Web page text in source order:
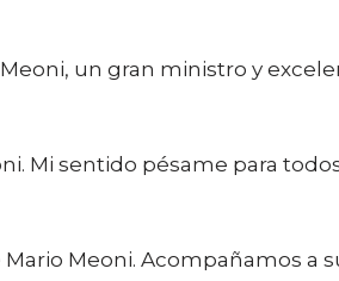
un gran ministro y
Mi sentido pésame para
Meoni. Acompañamos a